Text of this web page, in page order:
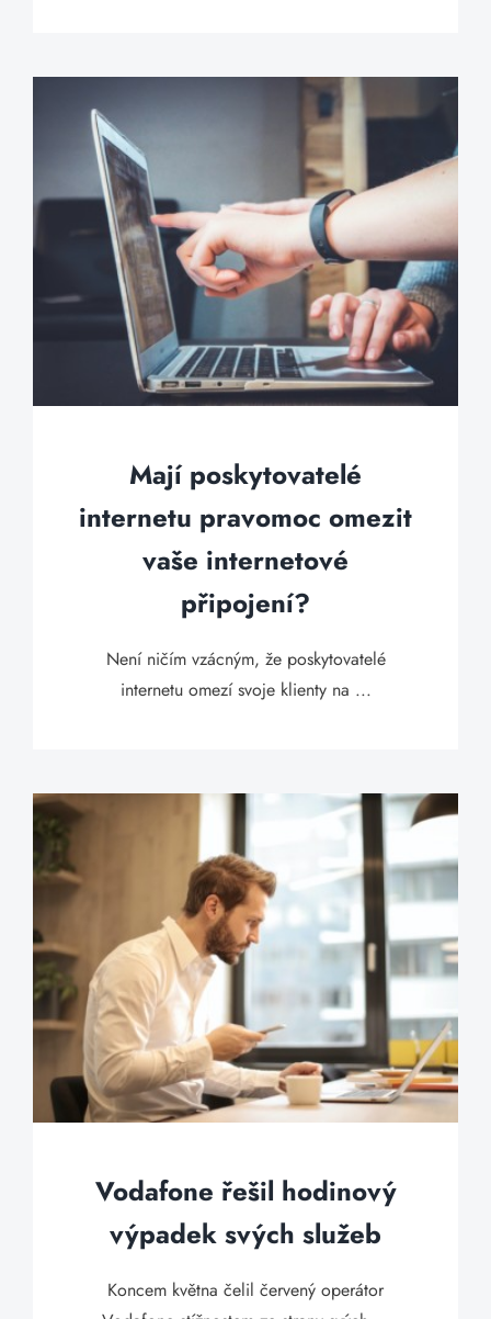
Mají poskytovatelé
internetu pravomoc omezit
vaše internetové
připojení?
Není ničím vzácným, že poskytovatelé
internetu omezí svoje klienty na ...
Vodafone řešil hodinový
výpadek svých služeb
Koncem května čelil červený operátor